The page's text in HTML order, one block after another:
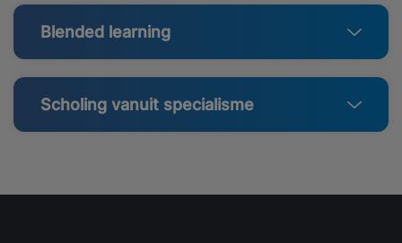
Blended learning
Scholing vanuit specialisme